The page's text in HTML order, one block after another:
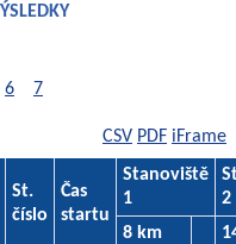
6
7
CSV PDF iFrame
St.
číslo
Čas
startu
Stanoviště
1
2
8 km